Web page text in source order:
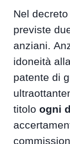
Nel
previste
anziani.
idoneità
patente di
titoloogni